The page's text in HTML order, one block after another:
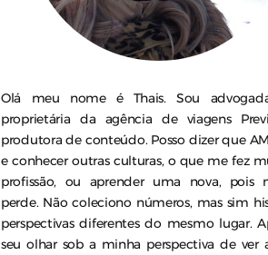
Olá meu nome é Thais. Sou
proprietária da agência de viagens
produtora de conteúdo. Posso dizer que
e conhecer outras culturas, o que me fez
profissão, ou aprender uma nova, pois
perde. Não coleciono números, mas sim
perspectivas diferentes do mesmo lugar.
seu olhar sob a minha perspectiva de ver